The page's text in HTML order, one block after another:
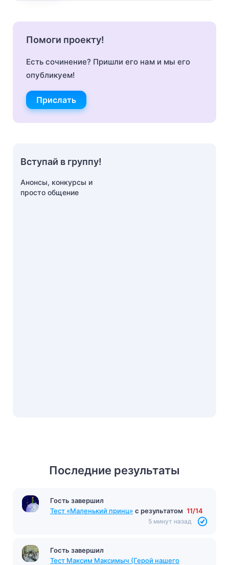
Последние результаты
Гость завершил
Тест «Маленький принц» с результатом 11/14
5 минут назад
Гость завершил
Тест Максим Максимыч (Герой нашего
Помоги проекту!
Есть сочинение? Пришли его нам и мы его
опубликуем!
Прислать
Вступай в группу!
Анонсы, конкурсы и
просто общение